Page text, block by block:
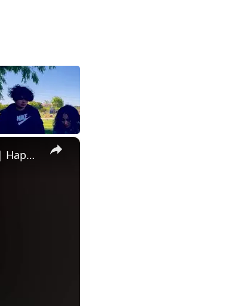
×
Daughter Surprises Biological Dad After More Than 20 Years Apart | Happily TV